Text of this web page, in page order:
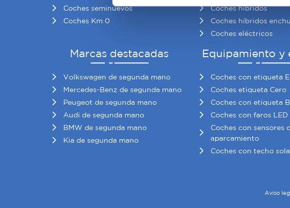
Las cookies de este sitio web se usan para
y analizar el tráfico. Además, compartimos
que hayan recopilado a partir del uso que
Coches seminuevos
Coches Km 0
Coches híbridos
Coches híbridos
Coches eléctricos
Marcas destacadas
Volkswagen de segunda mano
Mercedes-Benz de segunda mano
Peugeot de segunda mano
Audi de segunda mano
BMW de segunda mano
Kia de segunda mano
Equipamiento y
Coches con etiqueta
Coches etiqueta Cero
Coches con etiqueta B
Coches con faros LED
Coches con sensores
aparcamiento
Coches con techo
Aviso